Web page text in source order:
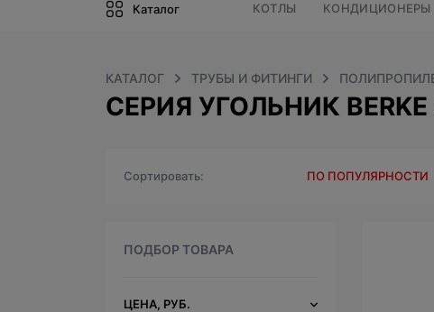
Каталог КОТЛЫ КОНДИЦИОНЕРЫ
КАТАЛОГ ТРУБЫ И ФИТИНГИ
СЕРИЯ УГОЛЬНИК
Сортировать ПО ПОПУЛЯРНОСТИ
ПОДБОР ТОВАРА
ЦЕНА, РУБ.